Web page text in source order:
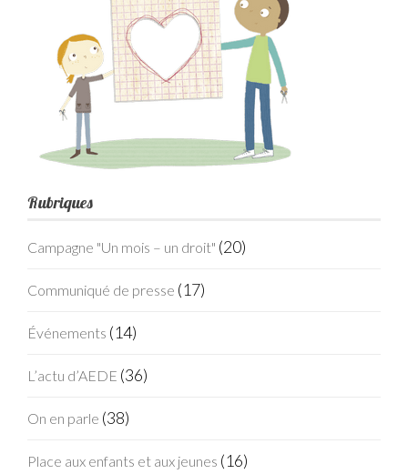
Rubriques
Campagne "Un mois – un droit" (20)
Communiqué de presse (17)
Événements (14)
L’actu d’AEDE (36)
On en parle (38)
Place aux enfants et aux jeunes (16)